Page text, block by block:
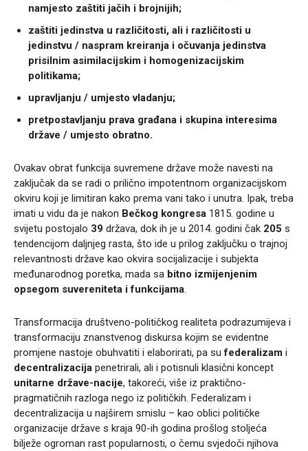
namjesto zaštiti jačih i brojnijih;
zaštiti jedinstva u različitosti, ali i različitosti u
jedinstvu / naspram kreiranja i očuvanja jedinstva
prisilnim asimilacijskim i homogenizacijskim
politikama;
upravljanju / umjesto vladanju;
pretpostavljanju prava građana i skupina interesima
države / umjesto obratno.
Ovakav obrat funkcija suvremene države može navesti na
zaključak da se radi o prilično impotentnom organizacijskom
okviru koji je limitiran kako prema vani tako i unutra. Ipak, treba
imati u vidu da je nakon Bečkog kongresa 1815. godine u
svijetu postojalo 39 država, dok ih je u 2014. godini čak 205 s
tendencijom daljnjeg rasta, što ide u prilog zaključku o trajnoj
relevantnosti države kao okvira socijalizacije i subjekta
međunarodnog poretka, mada sa bitno izmijenjenim
opsegom suvereniteta i funkcijama
Transformacija društveno-političkog realiteta podrazumijeva i
transformaciju znanstvenog diskursa kojim se evidentne
promjene nastoje obuhvatiti i elaborirati, pa sufederalizam i
decentralizacija penetrirali, ali i potisnuli klasični koncept
unitarne države-nacije, takoreći, više iz praktično-
pragmatičnih razloga nego iz političkih. Federalizam i
decentralizacija u najširem smislu – kao oblici političke
organizacije države s kraja 90-ih godina prošlog stoljeća
bilježe ogroman rast popularnosti, o čemu svjedoči njihova